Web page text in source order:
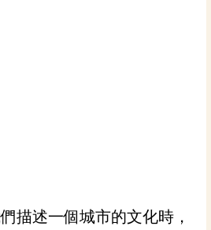
描述一個城市的文化時，